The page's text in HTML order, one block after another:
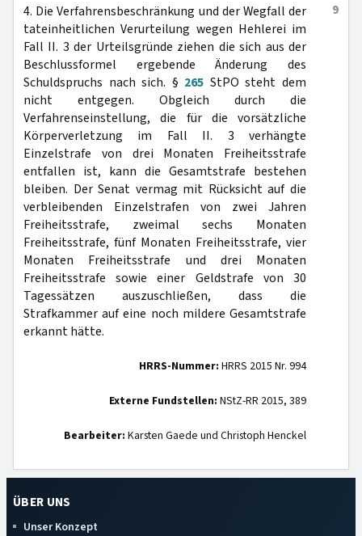
9
4. Die Verfahrensbeschränkung und der Wegfall der
tateinheitlichen Verurteilung wegen Hehlerei im
Fall II. 3 der Urteilsgründe ziehen die sich aus der
Beschlussformel ergebende Änderung des
Schuldspruchs nach sich. § 265 StPO steht dem
nicht entgegen. Obgleich durch die
Verfahrenseinstellung, die für die vorsätzliche
Körperverletzung im Fall II. 3 verhängte
Einzelstrafe von drei Monaten Freiheitsstrafe
entfallen ist, kann die Gesamtstrafe bestehen
bleiben. Der Senat vermag mit Rücksicht auf die
verbleibenden Einzelstrafen von zwei Jahren
Freiheitsstrafe, zweimal sechs Monaten
Freiheitsstrafe, fünf Monaten Freiheitsstrafe, vier
Monaten Freiheitsstrafe und drei Monaten
Freiheitsstrafe sowie einer Geldstrafe von 30
Tagessätzen auszuschließen, dass die
Strafkammer auf eine noch mildere Gesamtstrafe
erkannt hätte.
HRRS-Nummer: HRRS 2015 Nr. 994
Externe Fundstellen: NStZ-RR 2015, 389
Bearbeiter: Karsten Gaede und Christoph Henckel
ÜBER UNS
Unser Konzept